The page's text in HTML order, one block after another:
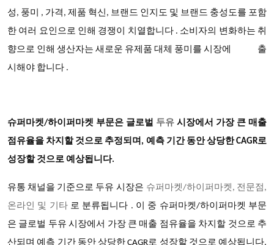
성, 풍미 , 가격, 제품 혁신, 브랜드 인지도 및 브랜드 충성도를 포함
한 여러 요인으로 인해 경쟁이 치열합니다 . 소비자의 변화하는 취
향으로 인해 생산자는 새로운 유제품 대체 풍미를 시장에 출
시해야 합니다 .
슈퍼마켓/하이퍼마켓 부문은 글로벌 두유 시장에서 가장 큰 매출
점유율을 차지할 것으로 추정되며, 예측 기간 동안 상당한 CAGR로
성장할 것으로 예상됩니다.
유통 채널을 기준으로 두유 시장은 슈퍼마켓/하이퍼마켓, 전문점,
온라인 및 기타 로 분류됩니다 . 이 중 슈퍼마켓/하이퍼마켓 부문
은 글로벌 두유 시장에서 가장 큰 매출 점유율을 차지할 것으로 추
산되며 예측 기간 동안 상당한 CAGR로 성장할 것으로 예상됩니다.